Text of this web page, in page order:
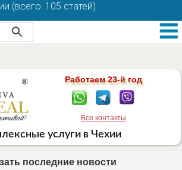
Работаем 23-й год
Все контакты
услуги в Чехии
последние новости
(всего: 105 статей)